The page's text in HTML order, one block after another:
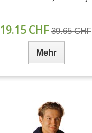
19.15 CHF 39.65 CHF
Mehr